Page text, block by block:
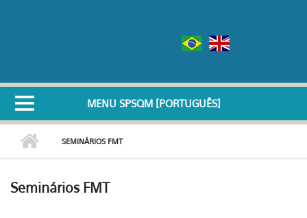
MENU SPSQM [PORTUGUÊS]
SEMINÁRIOS FMT
Seminários FMT